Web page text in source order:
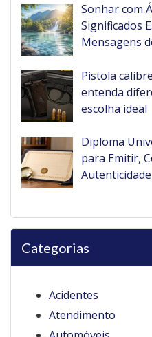
Sonhar com
Significados
Mensagens
Pistola
entenda
escolha ideal
Diploma
para Emitir,
Autenticidade
Categorias
Acidentes
Atendimento